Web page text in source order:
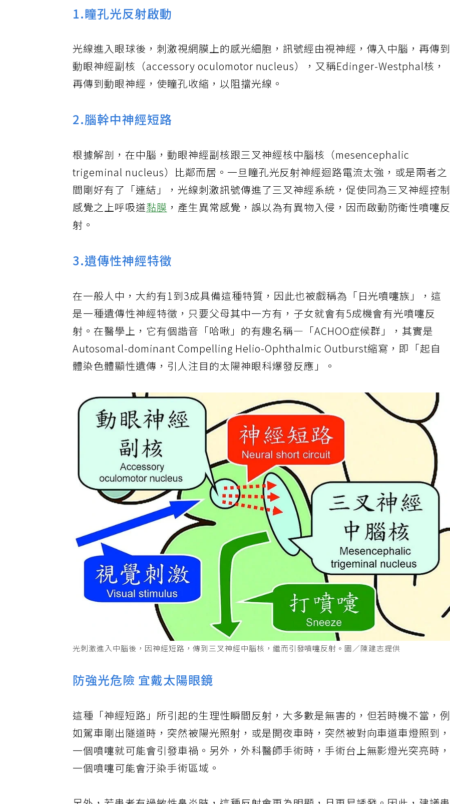
1.瞳孔光反射啟動
光線進入眼球後，刺激視網膜上的感光細胞，訊號經由視神經，傳入中腦，再傳到
動眼神經副核（accessory oculomotor nucleus），又稱Edinger-Westphal核，
再傳到動眼神經，使瞳孔收縮，以阻擋光線。
2.腦幹中神經短路
根據解剖，在中腦，動眼神經副核跟三叉神經核中腦核（mesencephalic
trigeminal nucleus）比鄰而居。一旦瞳孔光反射神經迴路電流太強，或是兩者之
間剛好有了「連結」，光線刺激訊號傳進了三叉神經系統，促使同為三叉神經控制
感覺之上呼吸道黏膜 ，產生異常感覺，誤以為有異物入侵，因而啟動防衛性噴嚏反
射。
3.遺傳性神經特徵
在一般人中，大約有1到3成具備這種特質，因此也被戲稱為「日光噴嚏族」，這
是一種遺傳性神經特徵，只要父母其中一方有，子女就會有5成機會有光噴嚏反
射。在醫學上，它有個諧音「哈啾」的有趣名稱—「ACHOO症候群」，其實是
Autosomal-dominant Compelling Helio-Ophthalmic Outburst縮寫，即「起自
體染色體顯性遺傳，引人注目的太陽神眼科爆發反應」。
防強光危險 宜戴太陽眼鏡
這種「神經短路」所引起的生理性瞬間反射，大多數是無害的，但若時機不當，例
如駕車剛出隧道時，突然被陽光照射，或是開夜車時，突然被對向車道車燈照到，
一個噴嚏就可能會引發車禍。另外，外科醫師手術時，手術台上無影燈光突亮時，
一個噴嚏可能會汙染手術區域。